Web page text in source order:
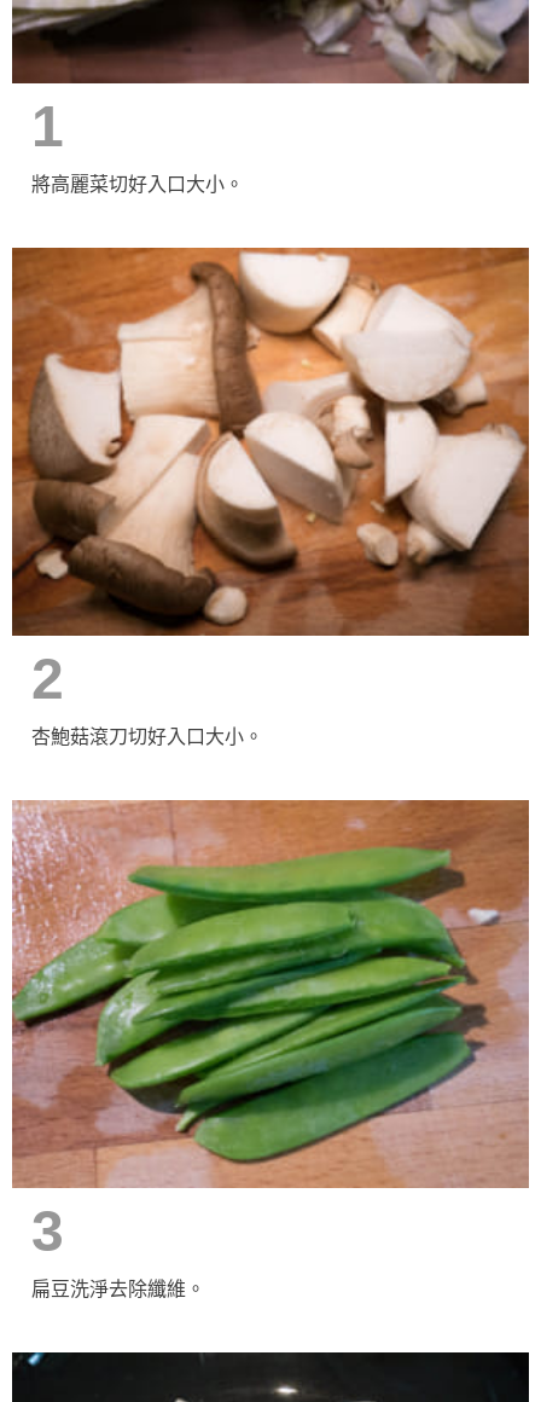
1
將高麗菜切好入口大小。
2
杏鮑菇滾刀切好入口大小。
3
扁豆洗淨去除纖維。